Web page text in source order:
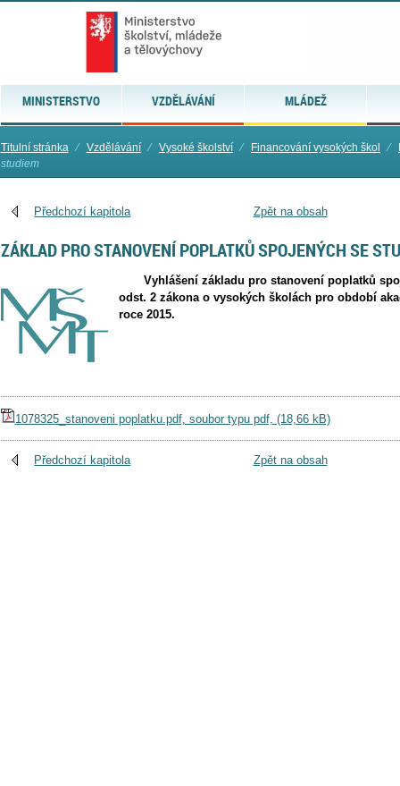
MINISTERSTVO VZDĚLÁVÁNÍ MLÁDEŽ
Titulní stránka ⁄ Vzdělávání ⁄ Vysoké školství ⁄ Financování vysokých škol ⁄
studiem
Předchozí kapitola Zpět na obsah
ZÁKLAD PRO STANOVENÍ POPLATKŮ SPOJENÝCH SE
Vyhlášení základu pro stanovení poplatků
odst. 2 zákona o vysokých školách pro období
roce 2015.
1078325_stanoveni poplatku.pdf, soubor typu pdf, (18,66 kB)
Předchozí kapitola Zpět na obsah